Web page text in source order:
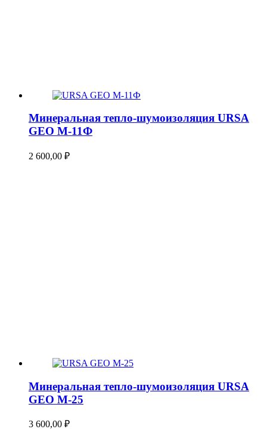
Минеральная тепло-шумоизоляция URSA
GEO М-11Ф
2 600,00 ₽
Минеральная тепло-шумоизоляция URSA
GEO М-25
3 600,00 ₽